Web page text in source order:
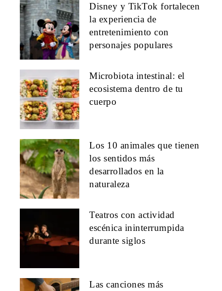
Disney y TikTok fortalecen
la experiencia de
entretenimiento con
personajes populares
Microbiota intestinal: el
ecosistema dentro de tu
cuerpo
Los 10 animales que tienen
los sentidos más
desarrollados en la
naturaleza
Teatros con actividad
escénica ininterrumpida
durante siglos
Las canciones más